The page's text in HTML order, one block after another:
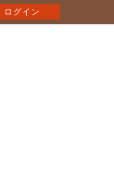
ログイン